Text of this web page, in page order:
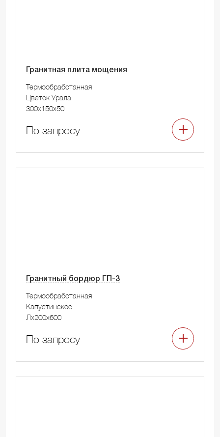
Гранитная плита мощения
Термообработанная
Цветок Урала
300x150x50
По запросу
Гранитный бордюр ГП-3
Термообработанная
Капустинское
Лx200x600
По запросу